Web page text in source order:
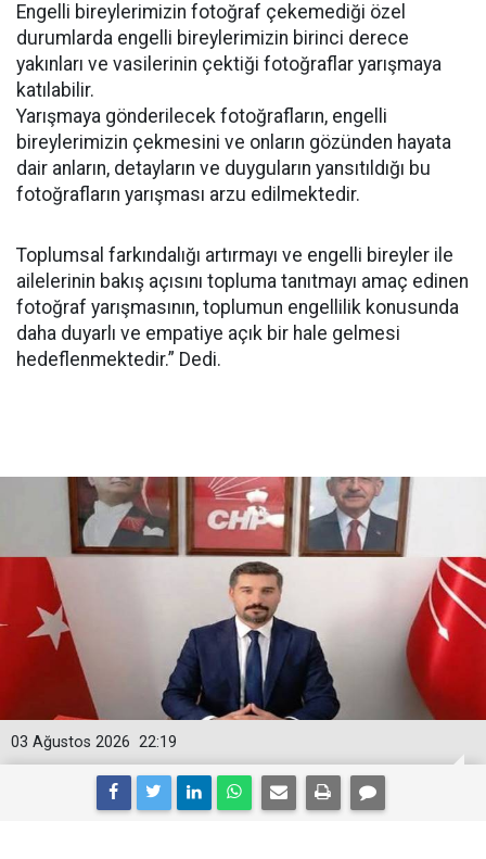
Engelli bireylerimizin fotoğraf çekemediği özel
durumlarda engelli bireylerimizin birinci derece
yakınları ve vasilerinin çektiği fotoğraflar yarışmaya
katılabilir.
Yarışmaya gönderilecek fotoğrafların, engelli
bireylerimizin çekmesini ve onların gözünden hayata
dair anların, detayların ve duyguların yansıtıldığı bu
fotoğrafların yarışması arzu edilmektedir.
Toplumsal farkındalığı artırmayı ve engelli bireyler ile
ailelerinin bakış açısını topluma tanıtmayı amaç edinen
fotoğraf yarışmasının, toplumun engellilik konusunda
daha duyarlı ve empatiye açık bir hale gelmesi
hedeflenmektedir.” Dedi.
22:19
03 Ağustos 2026